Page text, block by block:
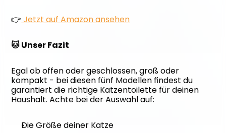
👉 Jetzt auf Amazon ansehen
🐱 Unser Fazit
Egal ob offen oder geschlossen, groß oder
kompakt - bei diesen fünf Modellen findest du
garantiert die richtige Katzentoilette für deinen
Haushalt. Achte bei der Auswahl auf:
Die Größe deiner Katze